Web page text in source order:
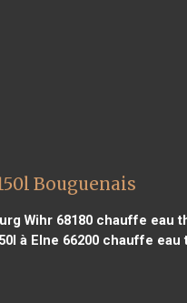
Bouguenais
Wihr 68180 chauffe eau
à Elne 66200chauffe eau